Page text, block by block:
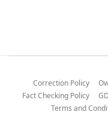
Correction Policy
Fact Checking Policy
Terms and